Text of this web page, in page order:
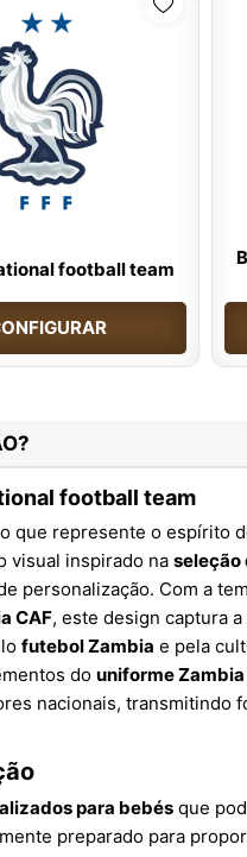
football team
football team
que represente o espírito
visual inspirado na seleção
personalização. Com a
CAF, este design captura
futebol Zambia e pela
do uniforme
nacionais, transmitindo
para bebés que
preparado para